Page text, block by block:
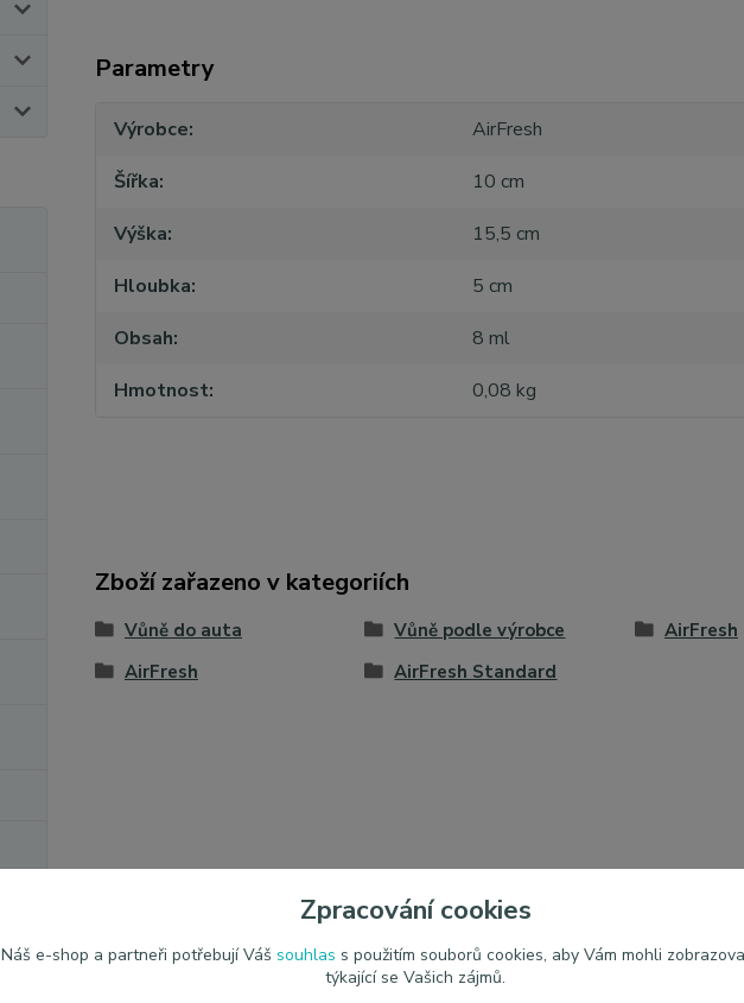
Parametry
Výrobce
AirFresh
Šířka
10 cm
Výška
15,5 cm
Hloubka
5 cm
Obsah
8 ml
Hmotnost
0,08 kg
Zboží zařazeno v kategoriích
Vůně do auta Vůně podle výrobce AirFresh
AirFresh
AirFresh Standard
Zpracování cookies
Náš e-shop a partneři potřebují Váš souhlas s použitím souborů cookies, aby Vám mohli
týkající se Vašich zájmů.